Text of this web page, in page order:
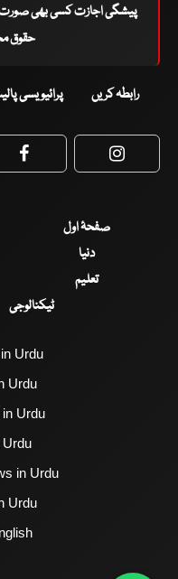
پیشگی اجازت کسی بھی صورت
حقوق
رابطہ کریں پرائیویسی
Facebook
صفحۂ اول
دنیا
تعلیم
ٹیکنالوجی
Urdu
Urdu
Urdu
Urdu
in Urdu
Urdu